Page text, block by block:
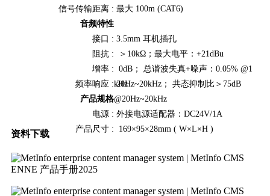
信号传输距离 : 最大 100m (CAT6)
音频特性
接口 : 3.5mm 耳机插孔
阻抗 : ＞10kΩ；最大电平：+21dBu
增率 :
0dB； 总谐波失真+噪声：0.05% @1
kHz
频率响应 :20Hz~20kHz； 共态抑制比＞75dB
@20Hz~20kHz
产品规格
电源 : 外接电源适配器：DC24V/1A
产品尺寸 : 169×95×28mm ( W×L×H )
资料下载
ENNE 产品手册2025